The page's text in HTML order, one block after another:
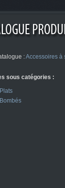
:Accessoires à
sous catégories :